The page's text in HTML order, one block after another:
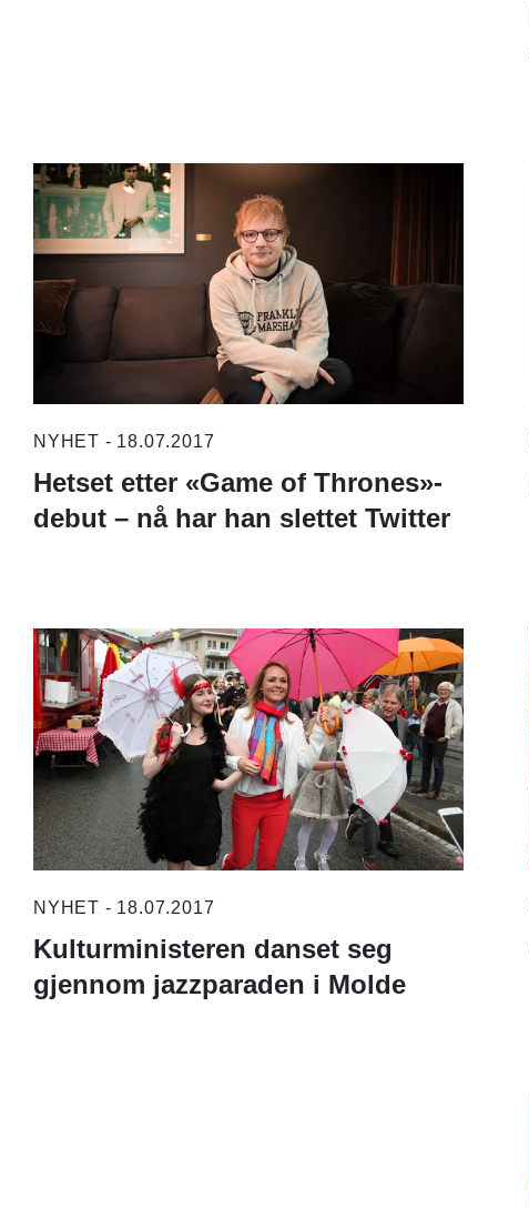
NYHET - 18.07.2017
Hetset etter «Game of Thrones»-
debut – nå har han slettet Twitter
NYHET - 18.07.2017
Kulturministeren danset seg
gjennom jazzparaden i Molde